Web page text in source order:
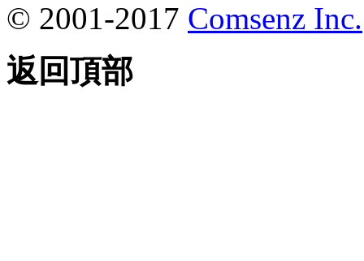
© 2001-2017 Comsenz Inc.
返回頂部